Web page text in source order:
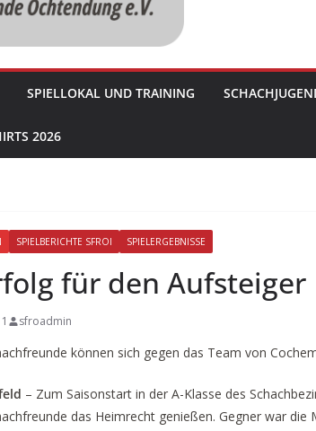
SPIELLOKAL UND TRAINING
2026
SPIELBERICHTE SFROI SPIELERGEBNISSE
für den Aufsteiger
sfroadmin
können sich gegen das Team von
– Zum Saisonstart in der A-Klasse des
das Heimrecht genießen. Gegner war die